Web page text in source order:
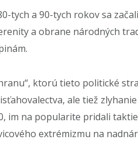
tych a 90-tych rokov sa
a obrane národných
ktorú tieto politické
ale tiež
im na popularite pridali
extrémizmu na